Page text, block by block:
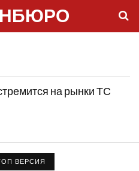
на рынки ТС
ВЕРСИЯ